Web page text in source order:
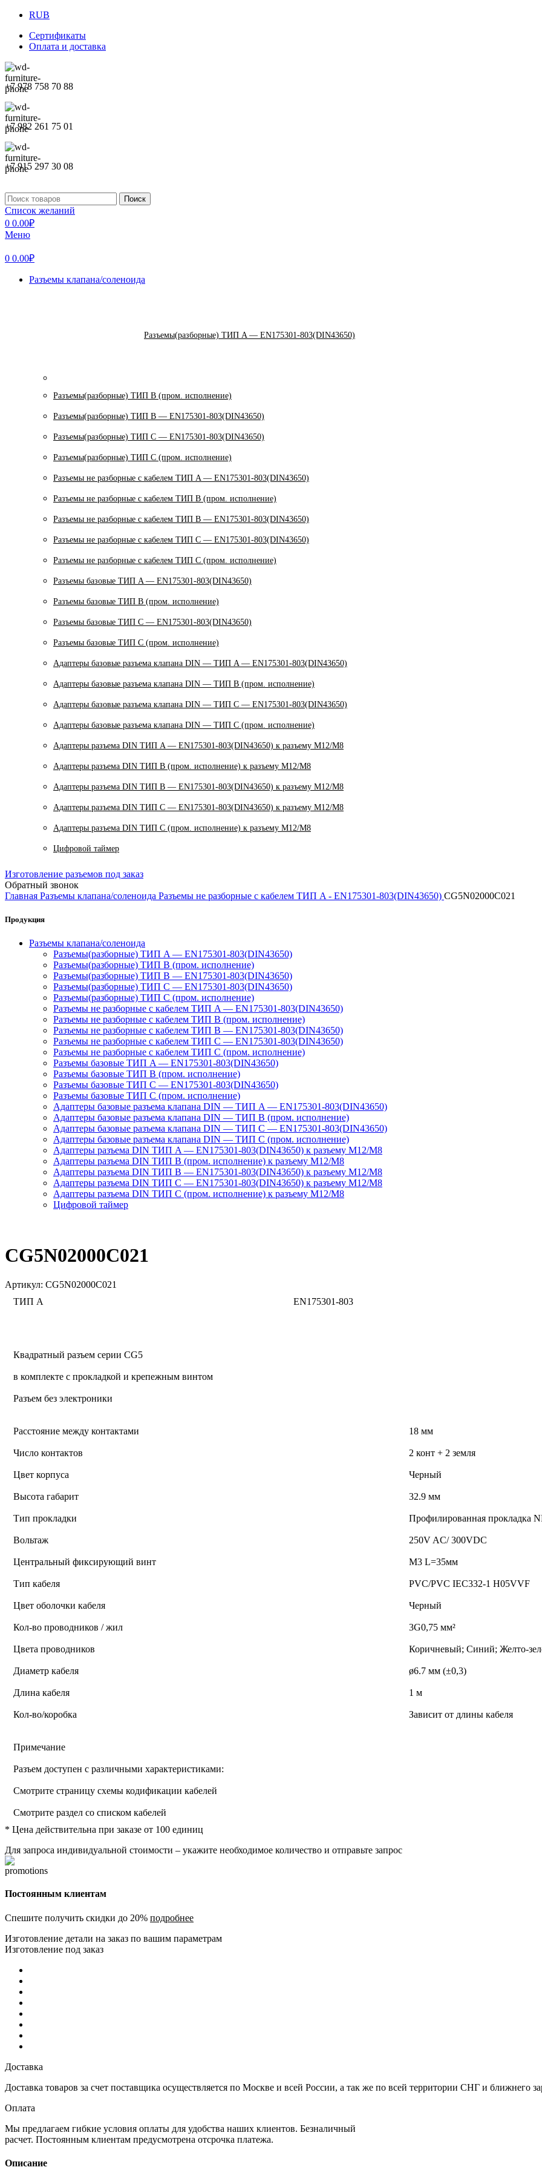
RUB
Сертификаты
Оплата и доставка
+7 978 758 70 88
+7 982 261 75 01
+7 915 297 30 08
Поиск
Список желаний
0 0.00₽
Меню
0 0.00₽
Разъемы клапана/соленоида
Разъемы(разборные) ТИП A — EN175301-803(DIN43650)
Разъемы(разборные) ТИП В (пром. исполнение)
Разъемы(разборные) ТИП B — EN175301-803(DIN43650)
Разъемы(разборные) ТИП C — EN175301-803(DIN43650)
Разъемы(разборные) ТИП С (пром. исполнение)
Разъемы не разборные с кабелем ТИП A — EN175301-803(DIN43650)
Разъемы не разборные с кабелем ТИП B (пром. исполнение)
Разъемы не разборные с кабелем ТИП B — EN175301-803(DIN43650)
Разъемы не разборные с кабелем ТИП C — EN175301-803(DIN43650)
Разъемы не разборные с кабелем ТИП C (пром. исполнение)
Разъемы базовые ТИП A — EN175301-803(DIN43650)
Разъемы базовые ТИП В (пром. исполнение)
Разъемы базовые ТИП C — EN175301-803(DIN43650)
Разъемы базовые ТИП C (пром. исполнение)
Адаптеры базовые разъема клапана DIN — ТИП A — EN175301-803(DIN43650)
Адаптеры базовые разъема клапана DIN — ТИП B (пром. исполнение)
Адаптеры базовые разъема клапана DIN — ТИП C — EN175301-803(DIN43650)
Адаптеры базовые разъема клапана DIN — ТИП C (пром. исполнение)
Адаптеры разъема DIN ТИП A — EN175301-803(DIN43650) к разъему M12/M8
Адаптеры разъема DIN ТИП B (пром. исполнение) к разъему M12/M8
Адаптеры разъема DIN ТИП B — EN175301-803(DIN43650) к разъему M12/M8
Адаптеры разъема DIN ТИП C — EN175301-803(DIN43650) к разъему M12/M8
Адаптеры разъема DIN ТИП C (пром. исполнение) к разъему M12/M8
Цифровой таймер
Изготовление разъемов под заказ
Обратный звонок
Главная Разъемы клапана/соленоида Разъемы не разборные с кабелем ТИП A - EN175301-803(DIN43650) CG5N02000C021
Продукция
Разъемы клапана/соленоида
Разъемы(разборные) ТИП A — EN175301-803(DIN43650)
Разъемы(разборные) ТИП В (пром. исполнение)
Разъемы(разборные) ТИП B — EN175301-803(DIN43650)
Разъемы(разборные) ТИП C — EN175301-803(DIN43650)
Разъемы(разборные) ТИП С (пром. исполнение)
Разъемы не разборные с кабелем ТИП A — EN175301-803(DIN43650)
Разъемы не разборные с кабелем ТИП B (пром. исполнение)
Разъемы не разборные с кабелем ТИП B — EN175301-803(DIN43650)
Разъемы не разборные с кабелем ТИП C — EN175301-803(DIN43650)
Разъемы не разборные с кабелем ТИП C (пром. исполнение)
Разъемы базовые ТИП A — EN175301-803(DIN43650)
Разъемы базовые ТИП В (пром. исполнение)
Разъемы базовые ТИП C — EN175301-803(DIN43650)
Разъемы базовые ТИП C (пром. исполнение)
Адаптеры базовые разъема клапана DIN — ТИП A — EN175301-803(DIN43650)
Адаптеры базовые разъема клапана DIN — ТИП B (пром. исполнение)
Адаптеры базовые разъема клапана DIN — ТИП C — EN175301-803(DIN43650)
Адаптеры базовые разъема клапана DIN — ТИП C (пром. исполнение)
Адаптеры разъема DIN ТИП A — EN175301-803(DIN43650) к разъему M12/M8
Адаптеры разъема DIN ТИП B (пром. исполнение) к разъему M12/M8
Адаптеры разъема DIN ТИП B — EN175301-803(DIN43650) к разъему M12/M8
Адаптеры разъема DIN ТИП C — EN175301-803(DIN43650) к разъему M12/M8
Адаптеры разъема DIN ТИП C (пром. исполнение) к разъему M12/M8
Цифровой таймер
CG5N02000C021
Артикул: CG5N02000C021
ТИП А
EN175301-803
Квадратный разъем серии CG5
в комплекте с прокладкой и крепежным винтом
Разъем без электроники
Расстояние между контактами 18 мм
Число контактов 2 конт + 2 земля
Цвет корпуса Черный
Высота габарит 32.9 мм
Тип прокладки Профилированная прокладка
Вольтаж 250V AC/ 300VDC
Центральный фиксирующий винт M3 L=35мм
Тип кабеля PVC/PVC IEC332-1 H05VVF
Цвет оболочки кабеля Черный
Кол-во проводников / жил 3G0,75 мм²
Цвета проводников Коричневый; Синий; Желто-
Диаметр кабеля ø6.7 мм (±0,3)
Длина кабеля 1 м
Кол-во/коробка Зависит от длины кабеля
Примечание
Разъем доступен с различными характеристиками:
Смотрите страницу схемы кодификации кабелей
Смотрите раздел со списком кабелей
* Цена действительна при заказе от 100 единиц
Для запроса индивидуальной стоимости – укажите необходимое количество и отправьте запрос
Постоянным клиентам
Спешите получить скидки до 20% подробнее
Изготовление детали на заказ по вашим параметрам
Изготовление под заказ
Доставка
Доставка товаров за счет поставщика осуществляется по Москве и всей России, а так же по всей территории СНГ и ближнего
Оплата
Мы предлагаем гибкие условия оплаты для удобства наших клиентов. Безналичный
расчет. Постоянным клиентам предусмотрена отсрочка платежа.
Описание